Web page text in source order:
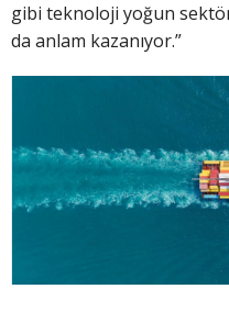
gibi teknoloji yoğun
da anlam kazanıyor.”